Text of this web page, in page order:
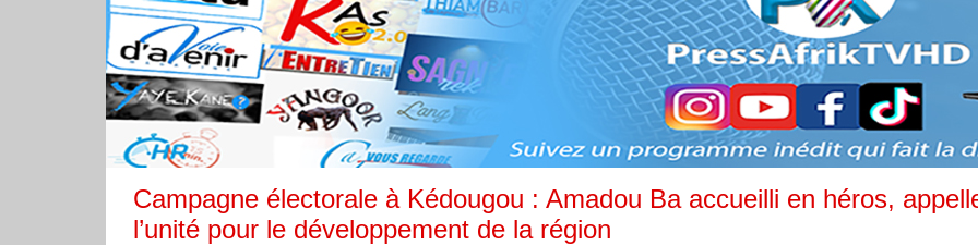
Campagne électorale à Kédougou : Amadou Ba accueilli en héros,
l’unité pour le développement de la région